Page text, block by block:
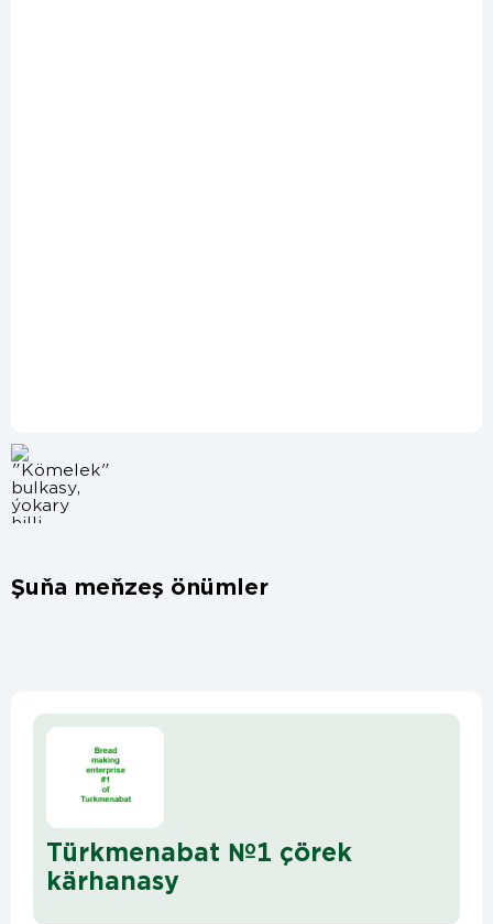
Şuňa meňzeş önümler
Türkmenabat №1 çörek
kärhanasy